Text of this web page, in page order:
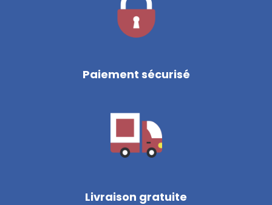
Paiement sécurisé
Livraison gratuite